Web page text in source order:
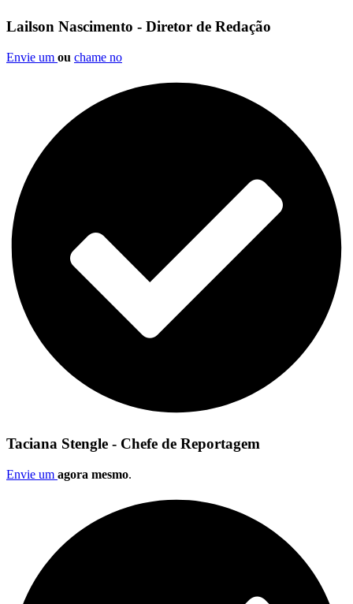
Lailson Nascimento - Diretor de Redação
Envie um ou chame no
Taciana Stengle - Chefe de Reportagem
Envie um agora mesmo.